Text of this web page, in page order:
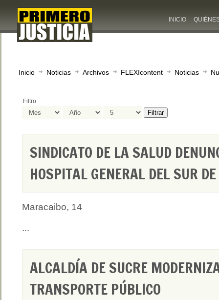
INICIO
Inicio Noticias Archivos FLEXIcontent Noticias
Filtro
Filtrar
SINDICATO DE LA SALUD
HOSPITAL GENERAL DEL SUR
Maracaibo, 14
...
ALCALDÍA DE SUCRE
TRANSPORTE PÚBLICO